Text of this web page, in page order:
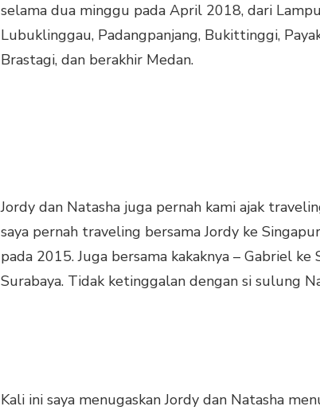
selama dua minggu pada April 2018, dari
Lubuklinggau, Padangpanjang, Bukittinggi,
Brastagi, dan berakhir Medan.
Jordy dan Natasha juga pernah kami ajak
saya pernah traveling bersama Jordy ke
pada 2015. Juga bersama kakaknya – Gabriel ke
Surabaya. Tidak ketinggalan dengan si sulung
Kali ini saya menugaskan Jordy dan Natasha